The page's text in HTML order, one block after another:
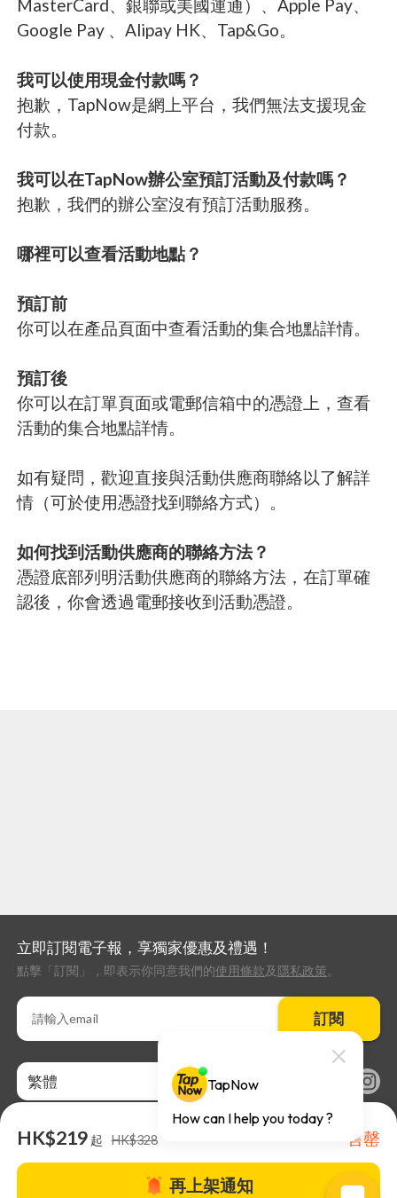
MasterCard、銀聯或美國運通）、Apple Pay、
Google Pay 、Alipay HK、Tap&Go。
我可以使用現金付款嗎？
抱歉，TapNow是網上平台，我們無法支援現金
付款。
我可以在TapNow辦公室預訂活動及付款嗎？
抱歉，我們的辦公室沒有預訂活動服務。
哪裡可以查看活動地點？
預訂前
你可以在產品頁面中查看活動的集合地點詳情。
預訂後
你可以在訂單頁面或電郵信箱中的憑證上，查看
活動的集合地點詳情。
如有疑問，歡迎直接與活動供應商聯絡以了解詳
情（可於使用憑證找到聯絡方式）。
如何找到活動供應商的聯絡方法？
憑證底部列明活動供應商的聯絡方法，在訂單確
認後，你會透過電郵接收到活動憑證。
HK$219 起 HK$328 售罄
再上架通知
立即訂閱電子報，享獨家優惠及禮遇！
點擊「訂閱」，即表示你同意我們的使用條款及 隱私政策。
訂閱
繁體